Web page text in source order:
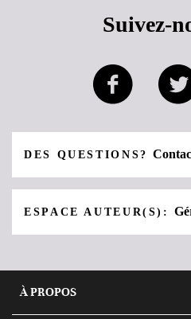
Suivez-
DES QUESTIONS?
ESPACE AUTEUR(S):
À PROPOS